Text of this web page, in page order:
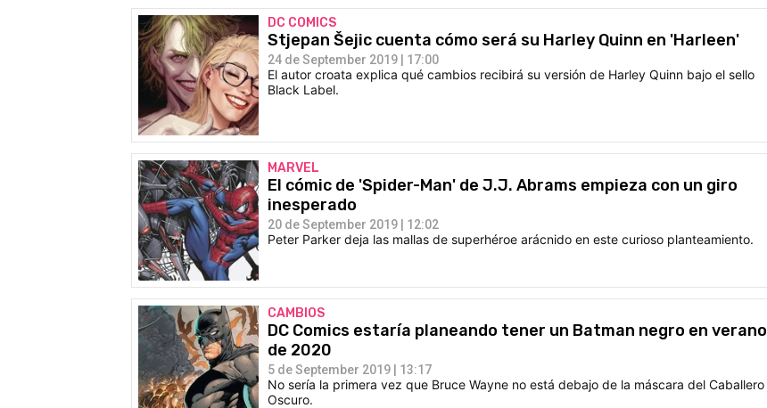
DC COMICS
Stjepan Šejic cuenta cómo será su Harley Quinn en 'Harleen'
24 de September 2019 | 17:00
El autor croata explica qué cambios recibirá su versión de Harley Quinn bajo el sello
Black Label.
MARVEL
El cómic de 'Spider-Man' de J.J. Abrams empieza con un giro
inesperado
20 de September 2019 | 12:02
Peter Parker deja las mallas de superhéroe arácnido en este curioso planteamiento.
CAMBIOS
DC Comics estaría planeando tener un Batman negro en verano
de 2020
5 de September 2019 | 13:17
No sería la primera vez que Bruce Wayne no está debajo de la máscara del Caballero
Oscuro.